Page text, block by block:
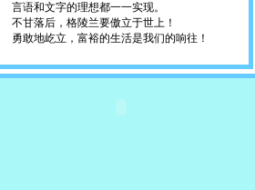
言语和文字的理想都一一实现。
不甘落后，格陵兰要傲立于世上！
勇敢地屹立，富裕的生活是我们的响往！